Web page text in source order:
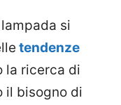
si
tendenze
la ricerca di
il bisogno di